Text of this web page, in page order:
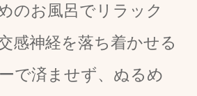
のお風呂でリラック
感神経を落ち着かせる
で済ませず、ぬるめ